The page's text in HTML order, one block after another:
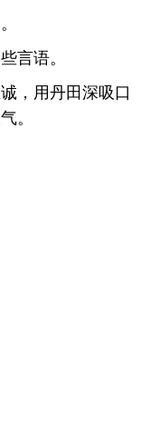
言语。
，用丹田深吸口
。